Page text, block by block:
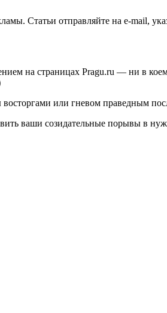
Статьи отправляйте на e-mail,
на страницах Pragu.ru — ни в коем
или гневом праведным
ваши созидательные порывы в